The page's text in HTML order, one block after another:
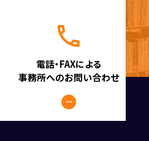
電話・FAXによる
事務所へのお問い合わせ